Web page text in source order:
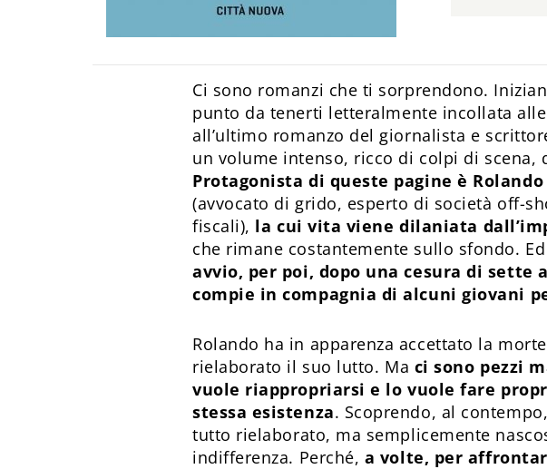
Ci sono romanzi che ti sorprendono.
punto da tenerti letteralmente incollata
all’ultimo romanzo del giornalista e
un volume intenso, ricco di colpi di scena,
Protagonista di queste pagine è
(avvocato di grido, esperto di società off-
fiscali), la cui vita viene dilaniata
che rimane costantemente sullo sfondo. Ed
avvio, per poi, dopo una cesura di sette
compie in compagnia di alcuni giovani
Rolando ha in apparenza accettato la
rielaborato il suo lutto. Ma ci sono pezzi
vuole riappropriarsi e lo vuole fare
stessa esistenza. Scoprendo, al
tutto rielaborato, ma semplicemente
indifferenza. Perché, a volte, per